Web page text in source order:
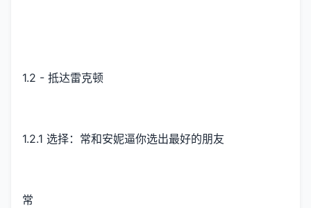
1.2 - 抵达雷克顿
1.2.1 选择：常和安妮逼你选出最好的朋友
常